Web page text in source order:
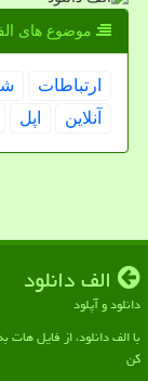
موضوع های
ارتباطات
آنلاین
اپل
الف دانلود
دانلود و آپلود
با الف دانلود، از فایل
کن